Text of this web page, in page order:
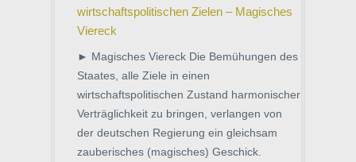
wirtschaftspolitischen Zielen – Magisches
Viereck
► Magisches Viereck Die Bemühungen des
Staates, alle Ziele in einen
wirtschaftspolitischen Zustand harmonischer
Verträglichkeit zu bringen, verlangen von
der deutschen Regierung ein gleichsam
zauberisches (magisches) Geschick.